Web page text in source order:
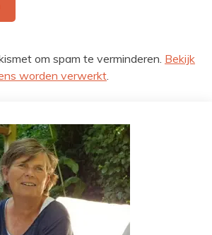
om spam te verminderen. Bekijk
worden verwerkt